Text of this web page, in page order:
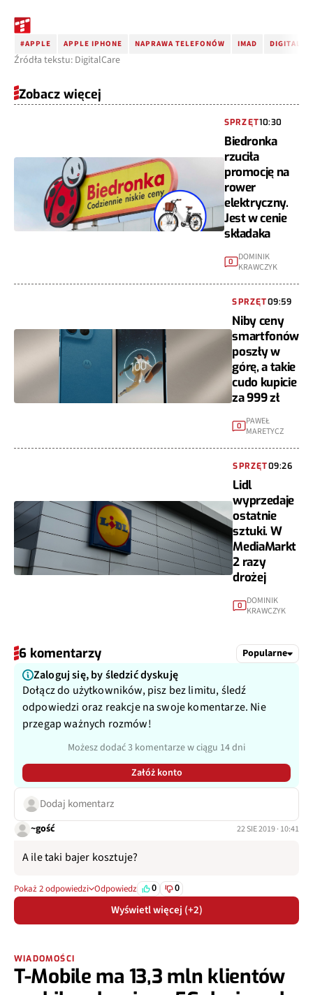
#APPLE APPLE IPHONE NAPRAWA TELEFONÓW IMAD DIGITAL
Źródła tekstu: DigitalCare
Zobacz więcej
SPRZĘT10:30
Biedronka
rzuciła
promocję na
rower
elektryczny.
Jest w cenie
składaka
0
DOMINIK
KRAWCZYK
SPRZĘT09:59
Niby ceny
smartfonów
poszły w
górę, a takie
cudo kupicie
za 999 zł
0
PAWEŁ
MARETYCZ
SPRZĘT09:26
Lidl
wyprzedaje
ostatnie
sztuki. W
MediaMarkt
2 razy
drożej
0
DOMINIK
KRAWCZYK
6 komentarzy Popularne
Zaloguj się, by śledzić dyskuję
Dołącz do użytkowników, pisz bez limitu, śledź
odpowiedzi oraz reakcje na swoje komentarze. Nie
przegap ważnych rozmów!
Możesz dodać 3 komentarze w ciągu 14 dni
Załóż konto
Dodaj komentarz
~gość 22 SIE 2019 · 10:41
A ile taki bajer kosztuje?
Pokaż 2 odpowiedzi Odpowiedz 0 0
Wyświetl więcej (+2)
WIADOMOŚCI
T-Mobile ma 13,3 mln klientów